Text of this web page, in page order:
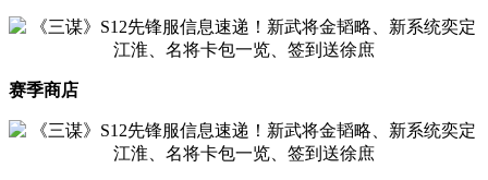
赛季商店